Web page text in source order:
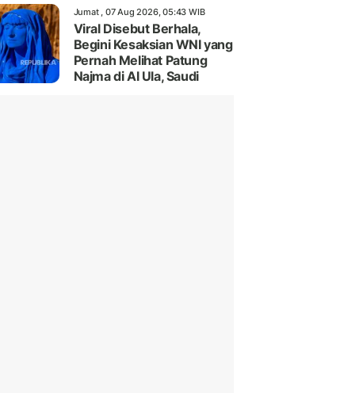
Jumat , 07 Aug 2026, 05:43 WIB
Viral Disebut Berhala,
Begini Kesaksian WNI yang
Pernah Melihat Patung
Najma di Al Ula, Saudi